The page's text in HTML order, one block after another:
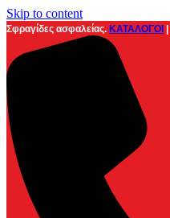
Skip to content
Σφραγίδες ασφαλείας. ΚΑΤΑΛΟΓΟΙ